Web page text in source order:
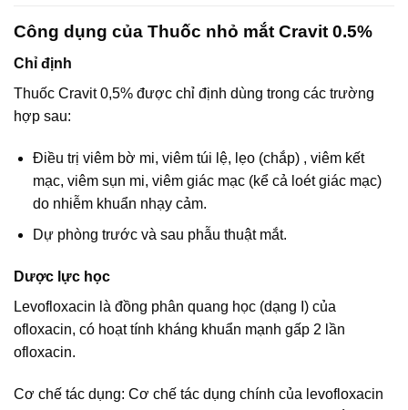
Công dụng của Thuốc nhỏ mắt Cravit 0.5%
Chỉ định
Thuốc Cravit 0,5% được chỉ định dùng trong các trường
hợp sau:
Điều trị viêm bờ mi, viêm túi lệ, lẹo (chắp) , viêm kết
mạc, viêm sụn mi, viêm giác mạc (kể cả loét giác mạc)
do nhiễm khuẩn nhạy cảm.
Dự phòng trước và sau phẫu thuật mắt.
Dược lực học
Levofloxacin là đồng phân quang học (dạng I) của
ofloxacin, có hoạt tính kháng khuẩn mạnh gấp 2 lần
ofloxacin.
Cơ chế tác dụng: Cơ chế tác dụng chính của levofloxacin